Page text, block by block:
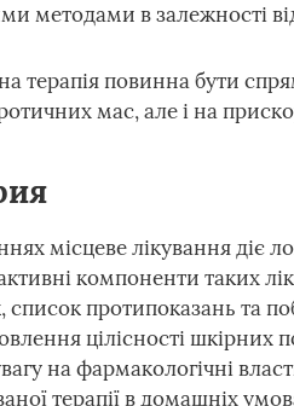
методами в залежності
терапія повинна бути
мас, але і на
місцеве лікування діє
компоненти таких
список протипоказань та
цілісності шкірних
на фармакологічні
терапії в домашніх